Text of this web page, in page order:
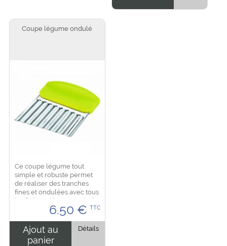
Coupe légume ondulé
Ce coupe légume tout
simple et robuste permet
de réaliser des tranches
fines et ondulées avec tous
les fruits et légumes, ainsi
qu'avec du fromage, du
beurre ou des pâtes. Pour
une...
6.50 € TTC
Ajout au
panier
Détails